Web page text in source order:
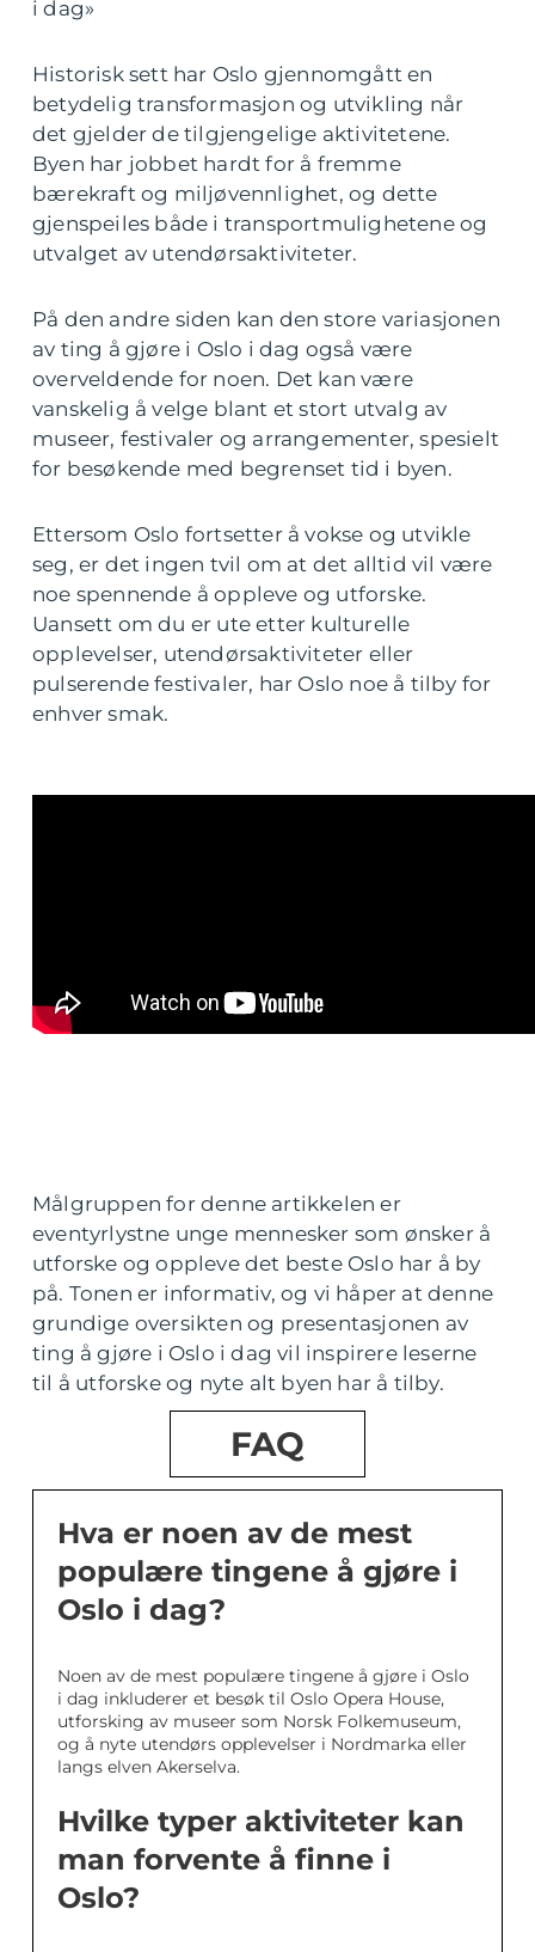
i dag»
Historisk sett har Oslo gjennomgått en
betydelig transformasjon og utvikling når
det gjelder de tilgjengelige aktivitetene.
Byen har jobbet hardt for å fremme
bærekraft og miljøvennlighet, og dette
gjenspeiles både i transportmulighetene og
utvalget av utendørsaktiviteter.
På den andre siden kan den store variasjonen
av ting å gjøre i Oslo i dag også være
overveldende for noen. Det kan være
vanskelig å velge blant et stort utvalg av
museer, festivaler og arrangementer, spesielt
for besøkende med begrenset tid i byen.
Ettersom Oslo fortsetter å vokse og utvikle
seg, er det ingen tvil om at det alltid vil være
noe spennende å oppleve og utforske.
Uansett om du er ute etter kulturelle
opplevelser, utendørsaktiviteter eller
pulserende festivaler, har Oslo noe å tilby for
enhver smak.
Målgruppen for denne artikkelen er
eventyrlystne unge mennesker som ønsker å
utforske og oppleve det beste Oslo har å by
på. Tonen er informativ, og vi håper at denne
grundige oversikten og presentasjonen av
ting å gjøre i Oslo i dag vil inspirere leserne
til å utforske og nyte alt byen har å tilby.
FAQ
Hva er noen av de mest
populære tingene å gjøre i
Oslo i dag?
Noen av de mest populære tingene å gjøre i Oslo
i dag inkluderer et besøk til Oslo Opera House,
utforsking av museer som Norsk Folkemuseum,
og å nyte utendørs opplevelser i Nordmarka eller
langs elven Akerselva.
Hvilke typer aktiviteter kan
man forvente å finne i
Oslo?